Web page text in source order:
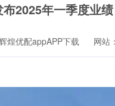
2025年一季度业绩
煌优配appAPP下载 网站